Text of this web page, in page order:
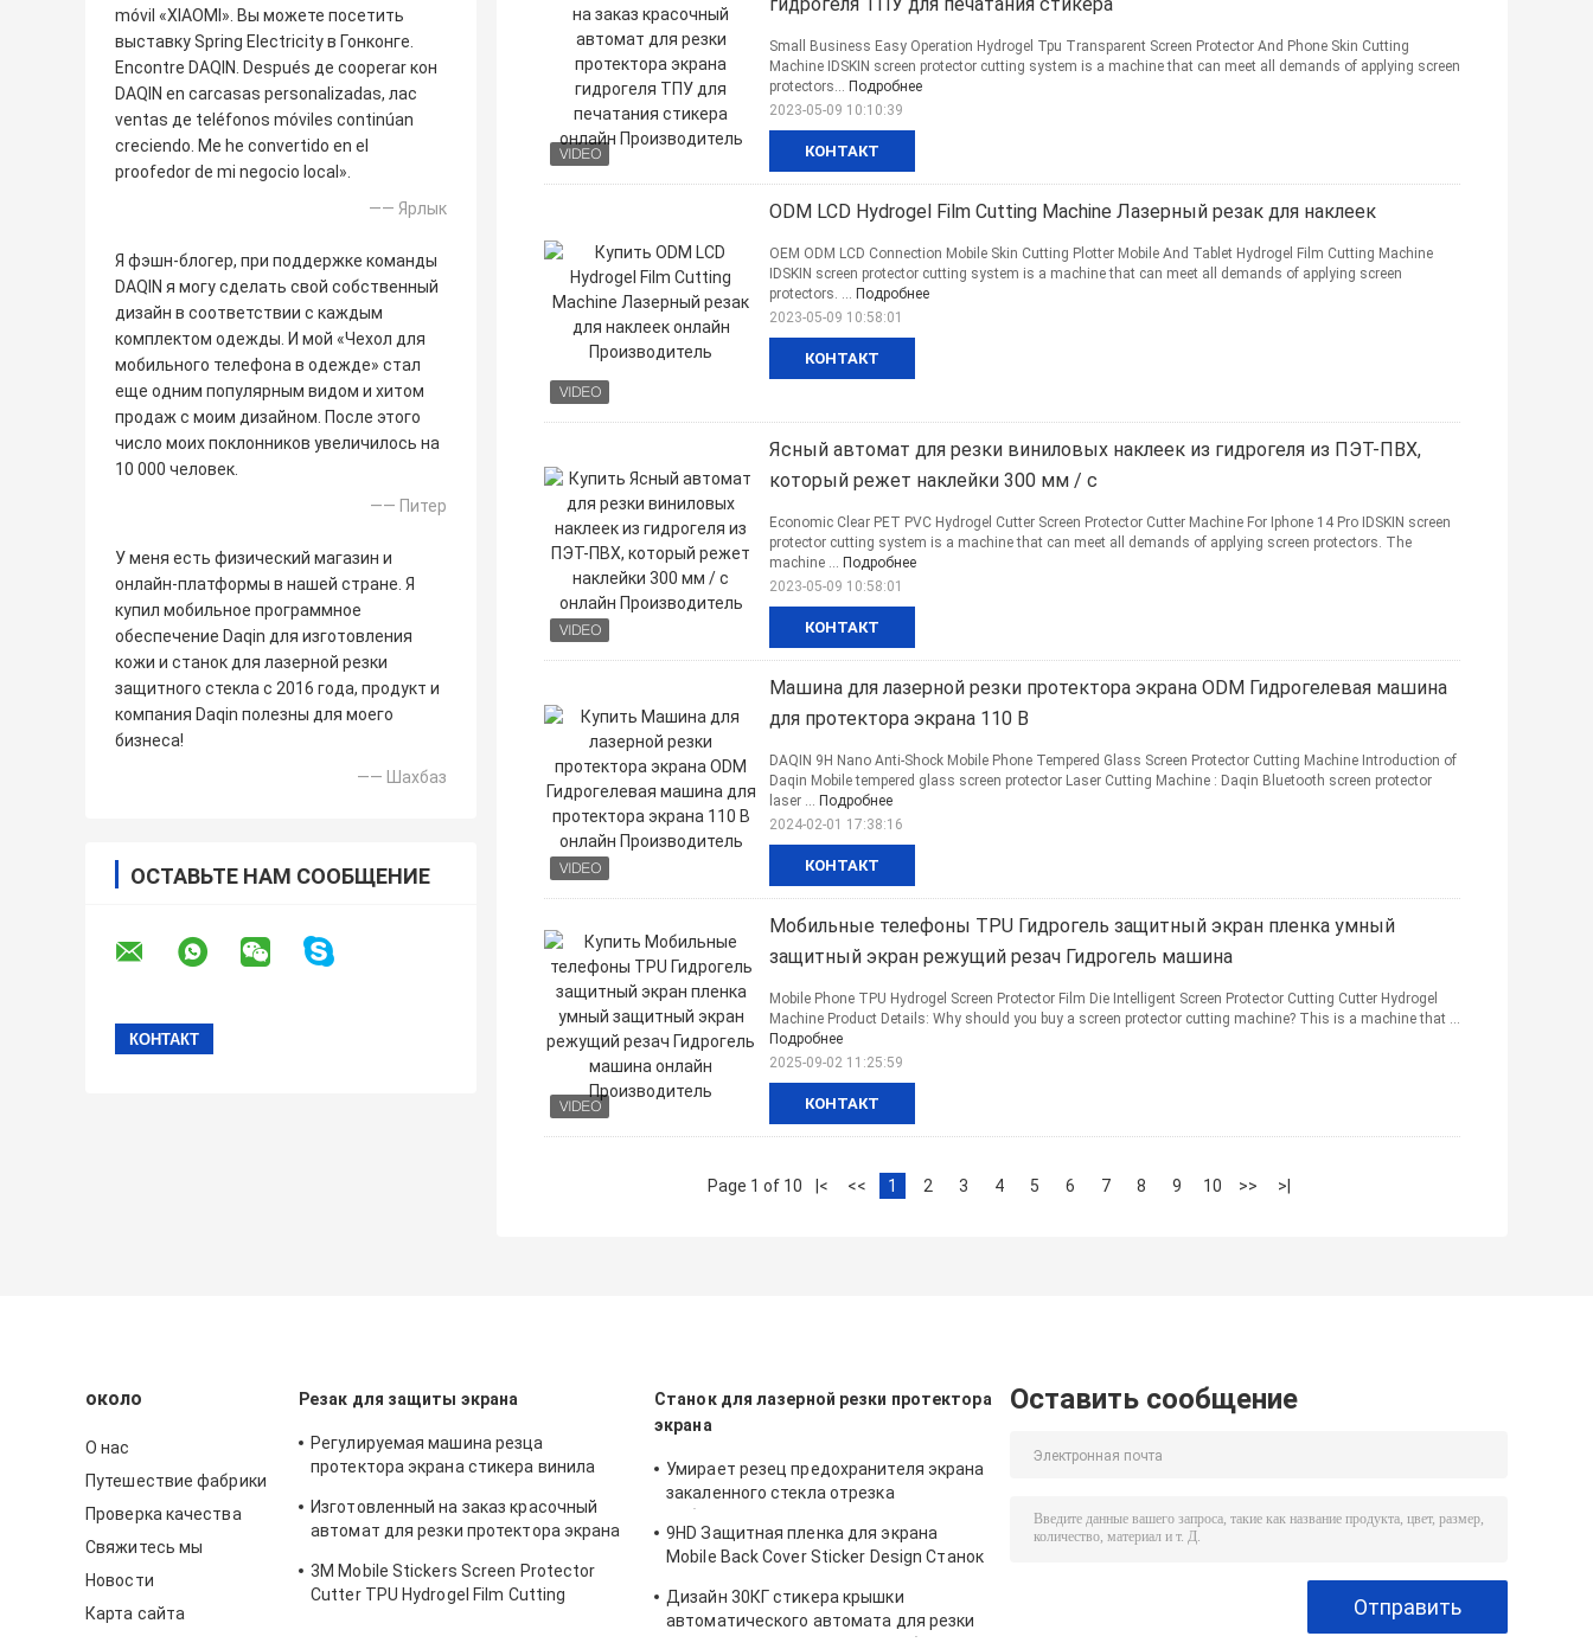
móvil «XIAOMI». Вы можете посетить
выставку Spring Electricity в Гонконге.
Encontre DAQIN. Después де cooperar кон
DAQIN en carcasas personalizadas, лас
ventas де teléfonos móviles continúan
creciendo. Me he convertido en el
proofedor de mi negocio local».
—— Ярлык
Я фэшн-блогер, при поддержке команды
DAQIN я могу сделать свой собственный
дизайн в соответствии с каждым
комплектом одежды. И мой «Чехол для
мобильного телефона в одежде» стал
еще одним популярным видом и хитом
продаж с моим дизайном. После этого
число моих поклонников увеличилось на
10 000 человек.
—— Питер
У меня есть физический магазин и
онлайн-платформы в нашей стране. Я
купил мобильное программное
обеспечение Daqin для изготовления
кожи и станок для лазерной резки
защитного стекла с 2016 года, продукт и
компания Daqin полезны для моего
бизнеса!
—— Шахбаз
ОСТАВЬТЕ НАМ СООБЩЕНИЕ
КОНТАКТ
Small Business Easy Operation Hydrogel Tpu Transparent Screen Protector And Phone Skin Cutting
Machine IDSKIN screen protector cutting system is a machine that can meet all demands of applying screen
protectors... Подробнее
2023-05-09 10:10:39
ODM LCD Hydrogel Film Cutting Machine Лазерный резак для наклеек
КОНТАКТ
OEM ODM LCD Connection Mobile Skin Cutting Plotter Mobile And Tablet Hydrogel Film Cutting Machine
IDSKIN screen protector cutting system is a machine that can meet all demands of applying screen
protectors. ... Подробнее
2023-05-09 10:58:01
Ясный автомат для резки виниловых наклеек из гидрогеля из ПЭТ-ПВХ,
который режет наклейки 300 мм / с
КОНТАКТ
Economic Clear PET PVC Hydrogel Cutter Screen Protector Cutter Machine For Iphone 14 Pro IDSKIN screen
protector cutting system is a machine that can meet all demands of applying screen protectors. The
machine ... Подробнее
2023-05-09 10:58:01
Машина для лазерной резки протектора экрана ODM Гидрогелевая машина
для протектора экрана 110 В
КОНТАКТ
DAQIN 9H Nano Anti-Shock Mobile Phone Tempered Glass Screen Protector Cutting Machine Introduction of
Daqin Mobile tempered glass screen protector Laser Cutting Machine : Daqin Bluetooth screen protector
laser ... Подробнее
2024-02-01 17:38:16
Мобильные телефоны TPU Гидрогель защитный экран пленка умный
защитный экран режущий резач Гидрогель машина
КОНТАКТ
Mobile Phone TPU Hydrogel Screen Protector Film Die Intelligent Screen Protector Cutting Cutter Hydrogel
Machine Product Details: Why should you buy a screen protector cutting machine? This is a machine that ...
Подробнее
2025-09-02 11:25:59
Page 1 of 10 |< << 1 2 3 4 5 6 7 8 9 10 >> >|
около
О нас
Путешествие фабрики
Проверка качества
Свяжитесь мы
Новости
Карта сайта
Резак для защиты экрана
Регулируемая машина резца
протектора экрана стикера винила
Изготовленный на заказ красочный
автомат для резки протектора экрана
3M Mobile Stickers Screen Protector
Cutter TPU Hydrogel Film Cutting
Станок для лазерной резки протектора
экрана
Умирает резец предохранителя экрана
закаленного стекла отрезка
9ХД
9HD Защитная пленка для экрана
Mobile Back Cover Sticker Design Станок
Дизайн 30КГ стикера крышки
автоматического автомата для резки
Оставить сообщение